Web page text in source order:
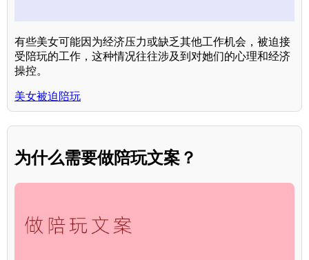
有些美女可能因为经济压力或缺乏其他工作机会，被迫接
受陪玩的工作，这种情况往往涉及到对她们的心理和经济
操控。
美女被迫陪玩
为什么需要做陪玩文案？